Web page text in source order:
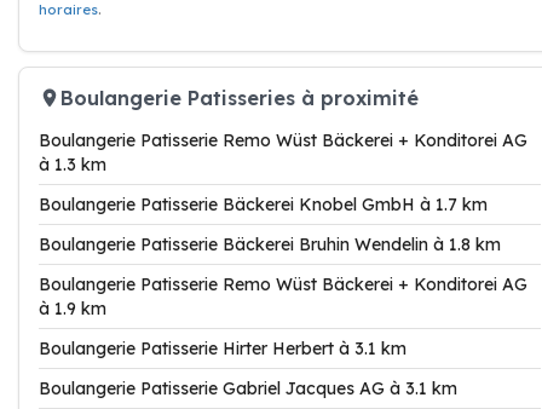
horaires.
Boulangerie Patisseries à proximité
Boulangerie Patisserie Remo Wüst Bäckerei + Konditorei AG
à 1.3 km
Boulangerie Patisserie Bäckerei Knobel GmbH à 1.7 km
Boulangerie Patisserie Bäckerei Bruhin Wendelin à 1.8 km
Boulangerie Patisserie Remo Wüst Bäckerei + Konditorei AG
à 1.9 km
Boulangerie Patisserie Hirter Herbert à 3.1 km
Boulangerie Patisserie Gabriel Jacques AG à 3.1 km